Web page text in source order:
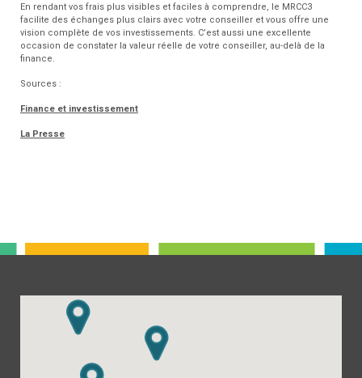
En rendant vos frais plus visibles et faciles à comprendre, le MRCC3
facilite des échanges plus clairs avec votre conseiller et vous offre une
vision complète de vos investissements. C’est aussi une excellente
occasion de constater la valeur réelle de votre conseiller, au-delà de la
finance.
Sources :
Finance et investissement
La Presse